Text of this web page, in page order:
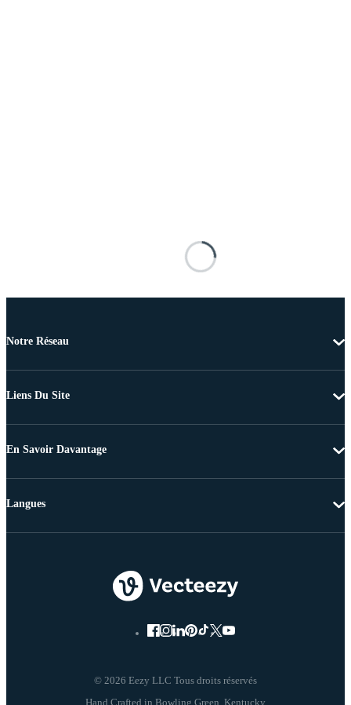
Notre Réseau
Liens Du Site
En Savoir Davantage
© 2026 Eezy LLC Tous droits réservés
Langues